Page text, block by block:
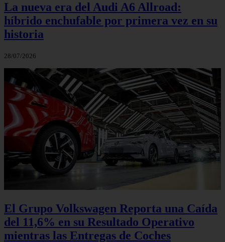
La nueva era del Audi A6 Allroad:
híbrido enchufable por primera vez en su
historia
28/07/2026
El Grupo Volkswagen Reporta una Caída
del 11,6% en su Resultado Operativo
mientras las Entregas de Coches